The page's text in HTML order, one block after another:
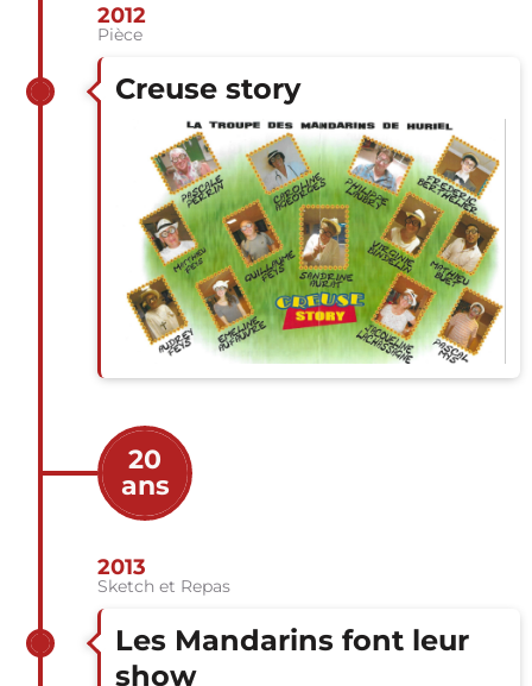
2012
Pièce
Creuse story
20
ans
2013
Sketch et Repas
Les Mandarins font leur
show